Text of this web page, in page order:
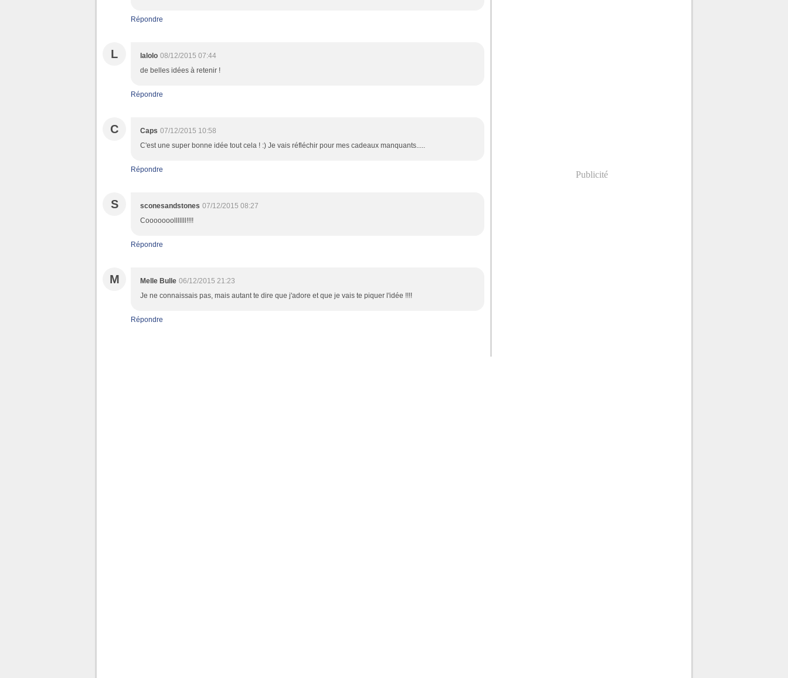
Répondre
L lalolo 08/12/2015 07:44
de belles idées à retenir !
Répondre
C Caps 07/12/2015 10:58
C'est une super bonne idée tout cela ! :) Je vais réfléchir pour mes cadeaux manquants.....
Répondre
S sconesandstones 07/12/2015 08:27
Cooooooolllllll!!!!
Répondre
M Melle Bulle 06/12/2015 21:23
Je ne connaissais pas, mais autant te dire que j'adore et que je vais te piquer l'idée !!!!
Répondre
Publicité